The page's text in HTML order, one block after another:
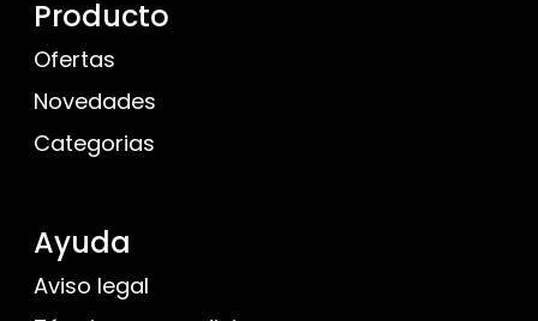
Producto
Ofertas
Novedades
Categorias
Ayuda
Aviso legal